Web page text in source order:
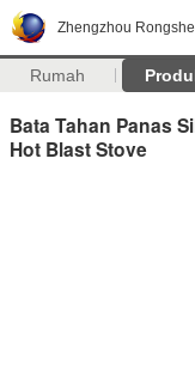
Zhengzhou
Rumah
Bata Tahan Panas
Hot Blast Stove